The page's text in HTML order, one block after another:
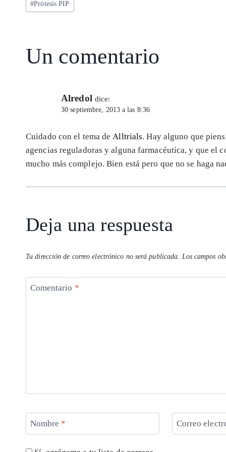
p
la#Prótesis PIP
Un comentario
Alredol dice:
30 septiembre, 2013 a las 8:36
Cuidado con el tema de Alltrials. Hay alguno que
agencias reguladoras y alguna farmacéutica, y que el
mucho más complejo. Bien está pero que no se haga
Deja una respuesta
Tu dirección de correo electrónico no será publicada. Los campos
Comentario *
Nombre * Correo